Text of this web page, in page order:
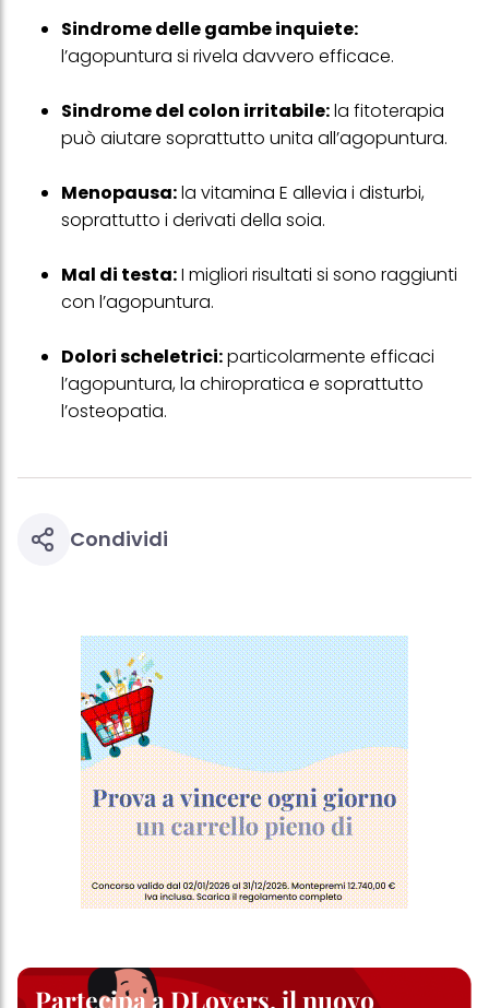
Sindrome delle gambe inquiete:
l’agopuntura si rivela davvero efficace.
Sindrome del colon irritabile:la fitoterapia
può aiutare soprattutto unita all’agopuntura.
Menopausa:la vitamina E allevia i disturbi,
soprattutto i derivati della soia.
Mal di testa:I migliori risultati si sono raggiunti
con l’agopuntura.
Dolori scheletrici:particolarmente efficaci
l’agopuntura, la chiropratica e soprattutto
l’osteopatia.
Condividi
Partecipa a DLovers, il nuovo
Se fai clic su "Modifica" potrai trovare maggiori informazioni sul
trattamento dei tuoi dati / sull'uso dei cookie e consentirli per uno o
acconsenti all'uso dei cookie e al trattamento dei tuoi dati
personali per tutte le finalità sopra indicate. Se fai clic su "Rifiuta",
verranno utilizzati solo i cookie tecnicamente necessari per fornirti